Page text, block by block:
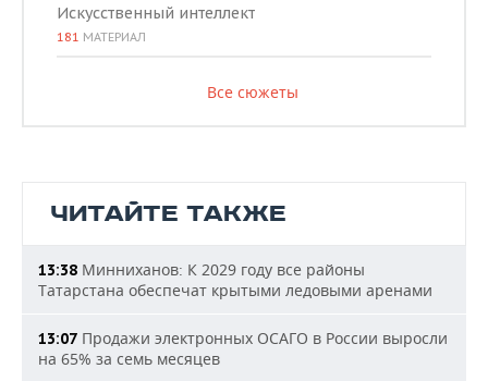
Искусственный интеллект
181 МАТЕРИАЛ
Все сюжеты
ЧИТАЙТЕ ТАКЖЕ
13:38 Минниханов: К 2029 году все районы
Татарстана обеспечат крытыми ледовыми аренами
13:07 Продажи электронных ОСАГО в России выросли
на 65% за семь месяцев